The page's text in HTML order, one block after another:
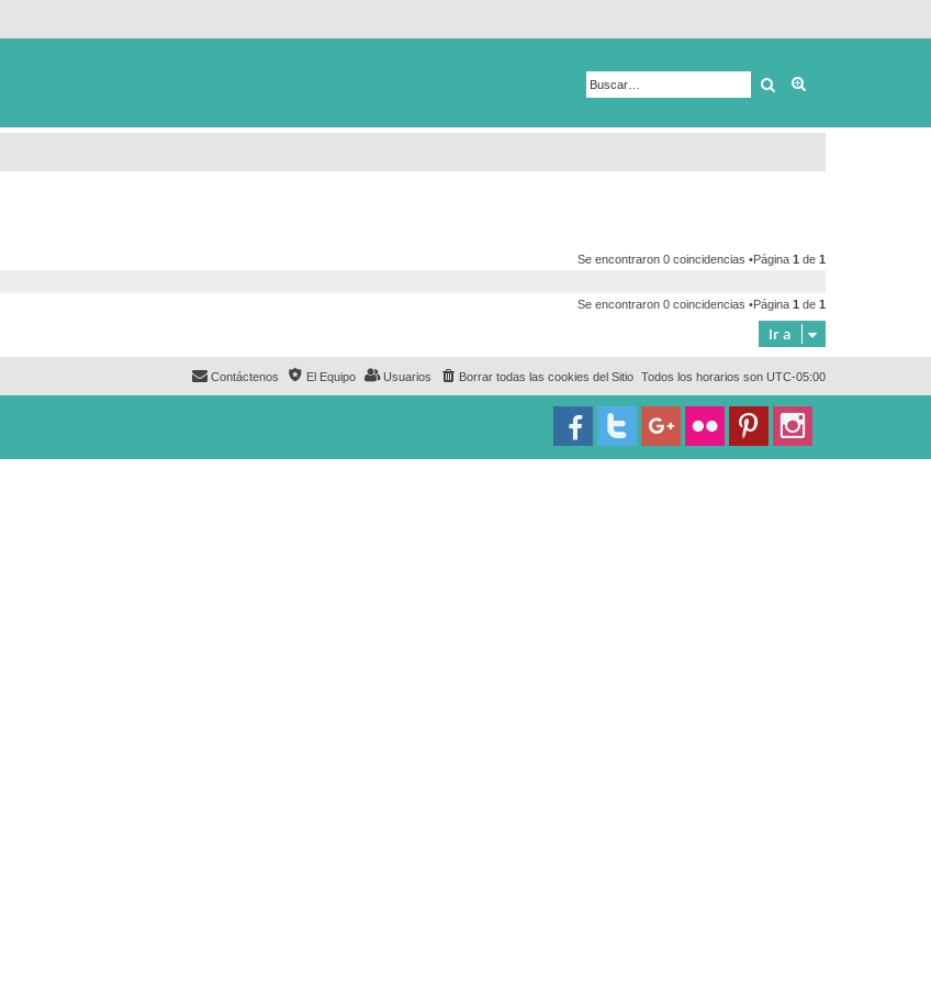
Buscar
Se encontraron 0 coincidencias •Página 1 de 1
Se encontraron 0 coincidencias •Página 1 de 1
Ir a
Todos los horarios son UTC-05:00
Borrar todas las cookies del Sitio
Usuarios
El Equipo
Contáctenos